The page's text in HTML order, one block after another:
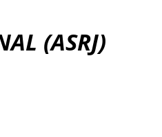
(ASRJ)